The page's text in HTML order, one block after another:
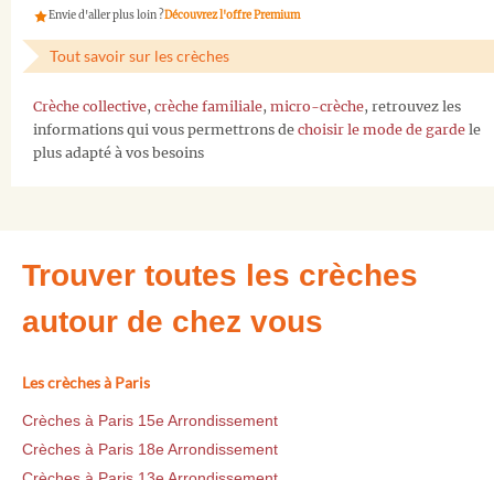
Envie d'aller plus loin ?Découvrez l'offre Premium
Tout savoir sur les crèches
Crèche collective, crèche familiale, micro-crèche, retrouvez les
informations qui vous permettrons de choisir le mode de garde le
plus adapté à vos besoins
Trouver toutes les crèches
autour de chez vous
Les crèches à Paris
Crèches à Paris 15e Arrondissement
Crèches à Paris 18e Arrondissement